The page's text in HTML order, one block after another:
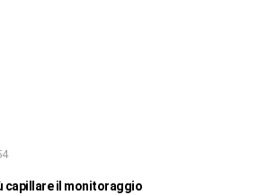
capillare il monitoraggio